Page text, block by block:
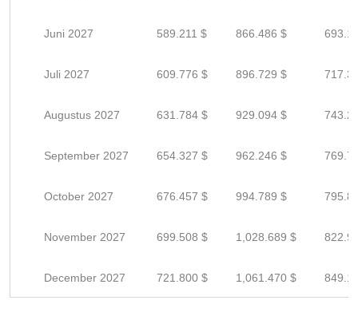
Juni 2027 589.211 $ 866.486 $
Juli 2027 609.776 $ 896.729 $
Augustus 2027 631.784 $ 929.094 $
September 2027 654.327 $ 962.246 $
October 2027 676.457 $ 994.789 $
November 2027 699.508 $ 1,028.689 $
December 2027 721.800 $ 1,061.470 $